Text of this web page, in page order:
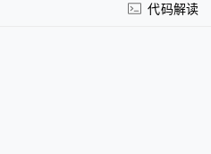
代码解读